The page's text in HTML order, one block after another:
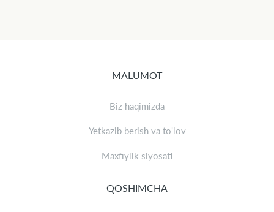
MALUMOT
Biz haqimizda
Yetkazib berish va to'lov
Maxfiylik siyosati
QOSHIMCHA